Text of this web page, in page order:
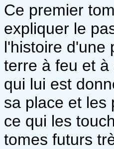
Ce premier
expliquer le
l'histoire d'une
terre à feu et
qui lui est
sa place et les
ce qui les
tomes futurs